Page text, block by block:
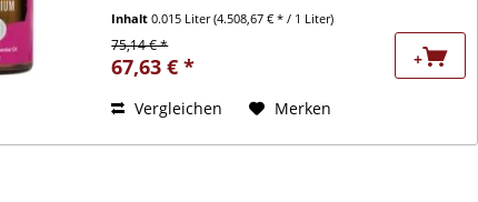
dieser Pflanze besonders hilfreich beim...
Inhalt0.015 Liter(4.508,67 € * / 1 Liter)
75,14 € *
67,63 € * +
Vergleichen Merken